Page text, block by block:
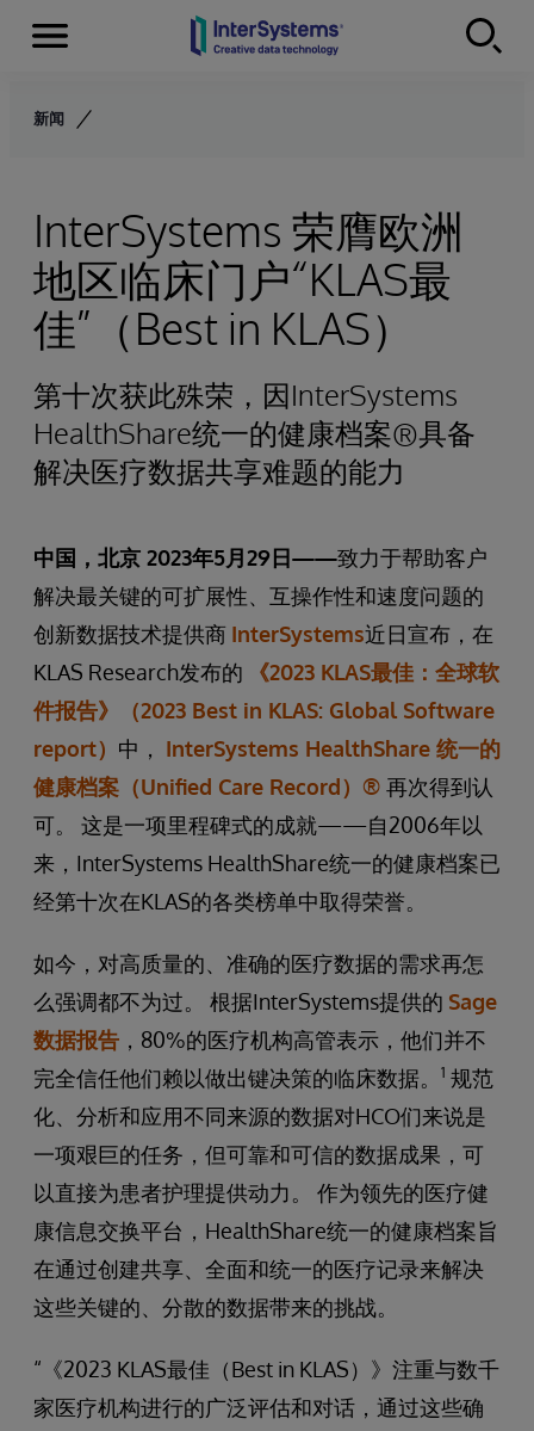
Skip to content
Menu
新闻
InterSystems 荣膺欧洲
地区临床门户“KLAS最
佳”（Best in KLAS）
第十次获此殊荣，因InterSystems
HealthShare统一的健康档案®具备
解决医疗数据共享难题的能力
中国，北京 2023年5月29日——致力于帮助客户
解决最关键的可扩展性、互操作性和速度问题的
创新数据技术提供商 InterSystems近日宣布，在
KLAS Research发布的
《2023 KLAS最佳：全球软
件报告》（2023 Best in KLAS: Global Software
report） 中， InterSystems HealthShare 统一的
健康档案（Unified Care Record）® 再次得到认
可。 这是一项里程碑式的成就——自2006年以
来，InterSystems HealthShare统一的健康档案已
经第十次在KLAS的各类榜单中取得荣誉。
如今，对高质量的、准确的医疗数据的需求再怎
么强调都不为过。 根据InterSystems提供的 Sage
数据报告 ，80%的医疗机构高管表示，他们并不
完全信任他们赖以做出键决策的临床数据。
1 规范
化、分析和应用不同来源的数据对HCO们来说是
一项艰巨的任务，但可靠和可信的数据成果，可
以直接为患者护理提供动力。 作为领先的医疗健
康信息交换平台，HealthShare统一的健康档案旨
在通过创建共享、全面和统一的医疗记录来解决
这些关键的、分散的数据带来的挑战。
“《2023 KLAS最佳（Best in KLAS）》注重与数千
家医疗机构进行的广泛评估和对话，通过这些确